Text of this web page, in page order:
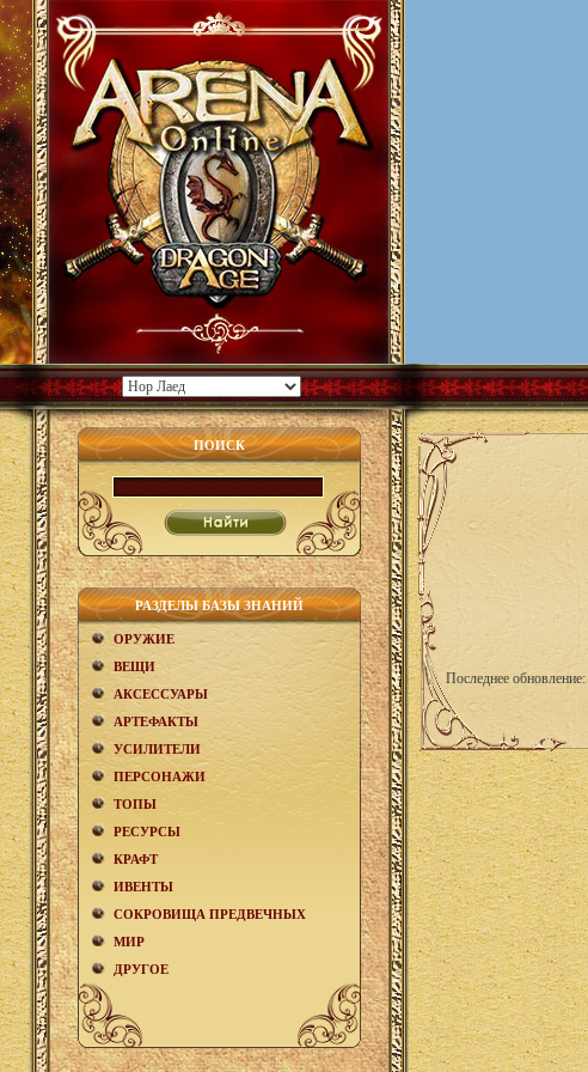
ПОИСК
РАЗДЕЛЫ БАЗЫ ЗНАНИЙ
ОРУЖИЕ
ВЕЩИ
АКCЕСCУАРЫ
АРТЕФАКТЫ
УСИЛИТЕЛИ
ПЕРСОНАЖИ
ТОПЫ
РЕСУРСЫ
КРАФТ
ИВЕНТЫ
СОКРОВИЩА ПРЕДВЕЧНЫХ
МИР
ДРУГОЕ
Последнее обновление: